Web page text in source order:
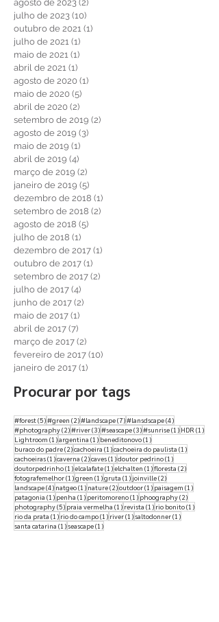
dezembro de 2023
novembro de 2023
agosto de 2023 (2)2 posts
julho de 2023 (10)
outubro de 2021
julho de 2021 (1)
maio de 2021 (1) 1 post
abril de 2021 (1)1 post
agosto de 2020
maio de 2020 (5)5 posts
abril de 2020 (2)2 posts
setembro de 2019
agosto de 2019
maio de 2019 (1)1 post
abril de 2019 (4) 4 posts
março de 2019 (2)2 posts
janeiro de 2019 (5) 5 posts
dezembro de 2018
setembro de 2018
agosto de 2018 (5)5 posts
julho de 2018 (1)1 post
dezembro de 2017 (1)
outubro de 2017
setembro de 2017
julho de 2017 (4)
junho de 2017 (2)
maio de 2017 (1)1 post
abril de 2017 (7)7 posts
março de 2017 (2)2 posts
janeiro de 2017
(1)1 post
Procurar por tags
#forest(5)5 posts
#green(2)2 posts
#landscape(7)7 posts
#lansdscape(4)4 posts
#photography(2)2 posts
#river (3)3 posts
#seascape(3)3 posts
#sunrise(1)1 post
HDR
Lightroom(1)1 post
argentina(1)1 post
beneditonovo(1)1 post
buraco do padre(2)2 posts
cachoeira(1)1 post
cachoeira do paulista(1)1 post
cachoeiras(1)1 post
caverna(2)2 posts
caves(1)1 post
doutor pedrino(1)1 post
doutorpedrinho(1)1 post
elcalafate(1)1 post
elchalten(1)1 post
floresta(2)2 posts
fotografemelhor (1)1 post
green(1)1 post
gruta (1)1 post
joinville(2)2 posts
landscape(4)4 posts
natgeo(1)1 post
nature(2)2 posts
outdoor(1)1 post
paisagem(1)1 post
patagonia(1)1 post
penha(1)1 post
peritomoreno(1)1 post
phoography(2)
photography(5)5 posts
praia vermelha